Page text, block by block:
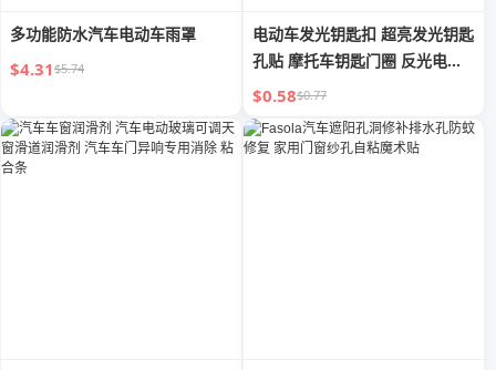
多功能防水汽车电动车雨罩
$4.31$5.74
电动车发光钥匙扣 超亮发光钥匙
孔贴 摩托车钥匙门圈 反光电动
车配件
$0.58$0.77